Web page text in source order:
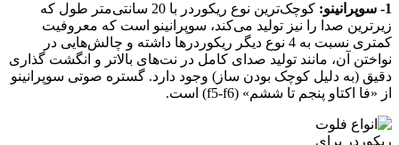
1- سوپرانینو:
کوچک‌ترین نوع ریکوردر با 20 سانتی‌متر طول که
زیرترین صدا را نیز تولید می‌کند، سوپرانینو است که معروفیت
کمتری نسبت به 4 نوع دیگر ریکوردرها داشته و چالش‌هایی در
نواختن آن، مانند تولید صدای کامل در نت‌های بالاتر و انگشت‌ گذاری
دقیق (به دلیل کوچک بودن ساز) وجود دارد. گستره صوتی سوپرانینو
از «فا اکتاو پنجم تا ششم» (f5-f6) است.